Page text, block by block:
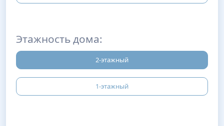
Этажность дома:
2-этажный
1-этажный